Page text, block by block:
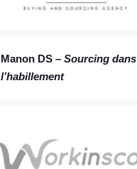
Manon DS –Sourcing dans
l’habillement